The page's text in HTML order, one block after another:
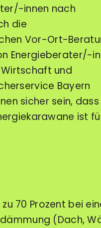
innen nach
die
Vor-Ort-
Energieberater/-
und
Bayern
sicher sein, dass
ist
70 Prozent bei
(Dach,